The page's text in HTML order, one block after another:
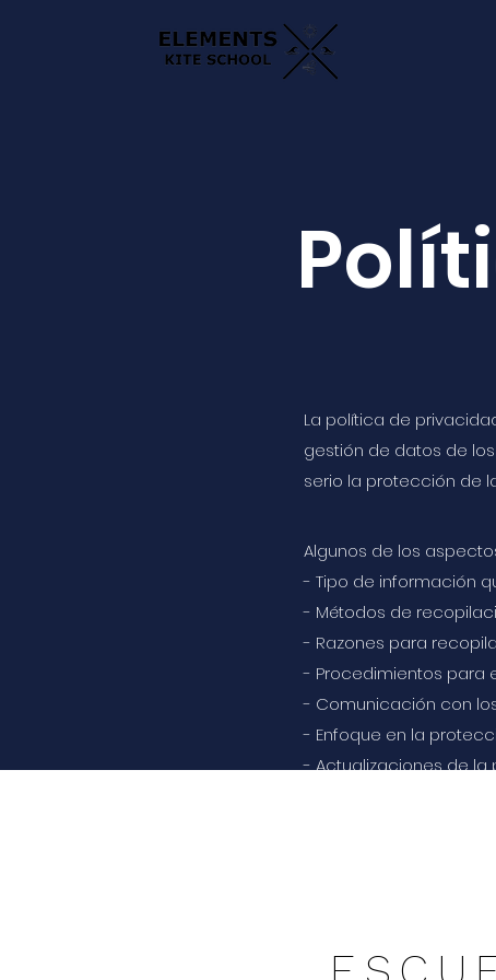
La política de
gestión de datos de
serio la protección de
Algunos de los
- Tipo de información
- Métodos de
- Razones para
- Procedimientos para
- Comunicación con
- Enfoque en la
- Actualizaciones de
Para obtener más
Toda la información